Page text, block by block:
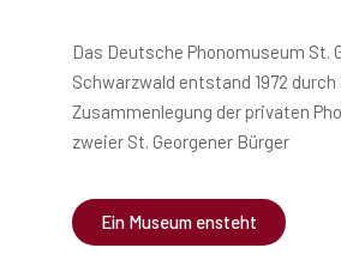
Das Deutsche Phonomuseum St.
Schwarzwald entstand 1972 durch
Zusammenlegung der privaten
zweier St. Georgener Bürger
Ein Museum ensteht